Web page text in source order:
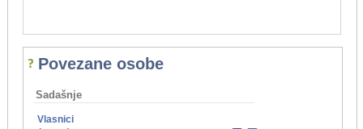
Povezane osobe
Sadašnje
Vlasnici